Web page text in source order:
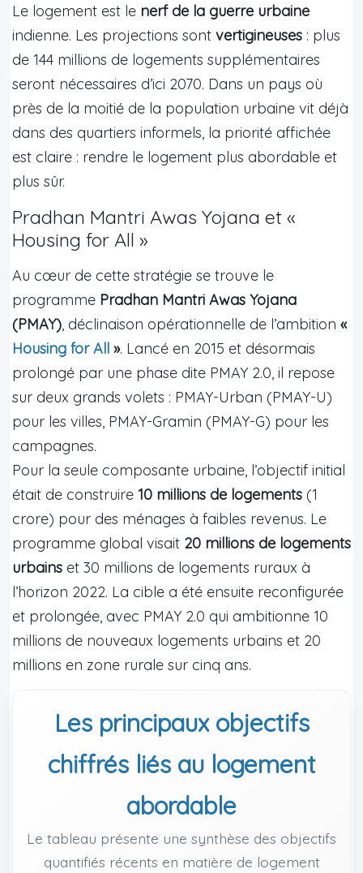
Le logement est le nerf de la guerre urbaine
indienne. Les projections sont vertigineuses : plus
de 144 millions de logements supplémentaires
seront nécessaires d’ici 2070. Dans un pays où
près de la moitié de la population urbaine vit déjà
dans des quartiers informels, la priorité affichée
est claire : rendre le logement plus abordable et
plus sûr.
Pradhan Mantri Awas Yojana et «
Housing for All »
Au cœur de cette stratégie se trouve le
programme Pradhan Mantri Awas Yojana
(PMAY), déclinaison opérationnelle de l’ambition «
Housing for All ». Lancé en 2015 et désormais
prolongé par une phase dite PMAY 2.0, il repose
sur deux grands volets : PMAY-Urban (PMAY-U)
pour les villes, PMAY-Gramin (PMAY-G) pour les
campagnes.
Pour la seule composante urbaine, l’objectif initial
était de construire 10 millions de logements (1
crore) pour des ménages à faibles revenus. Le
programme global visait 20 millions de logements
urbains et 30 millions de logements ruraux à
l’horizon 2022. La cible a été ensuite reconfigurée
et prolongée, avec PMAY 2.0 qui ambitionne 10
millions de nouveaux logements urbains et 20
millions en zone rurale sur cinq ans.
Les principaux objectifs
chiffrés liés au logement
abordable
Le tableau présente une synthèse des objectifs
quantifiés récents en matière de logement